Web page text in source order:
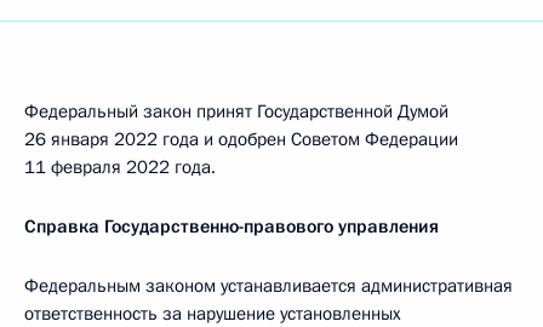
Федеральный закон принят Государственной Думой
26 января 2022 года и одобрен Советом Федерации
11 февраля 2022 года.
Справка Государственно-правового управления
Федеральным законом устанавливается административная
ответственность за нарушение установленных